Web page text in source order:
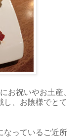
お祝いやお土産、
し、お陰様でとて
なっているご近所